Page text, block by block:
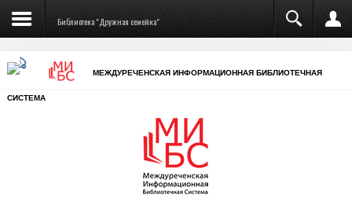
Библиотека "Дружная семейка"
МЕЖДУРЕЧЕНСКАЯ ИНФОРМАЦИОННАЯ БИБЛИОТЕЧНАЯ
СИСТЕМА